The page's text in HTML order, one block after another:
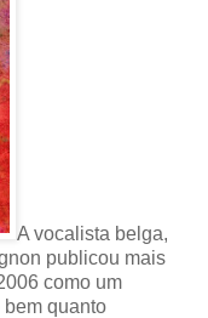
A vocalista belga,
publicou mais
como um
bem quanto